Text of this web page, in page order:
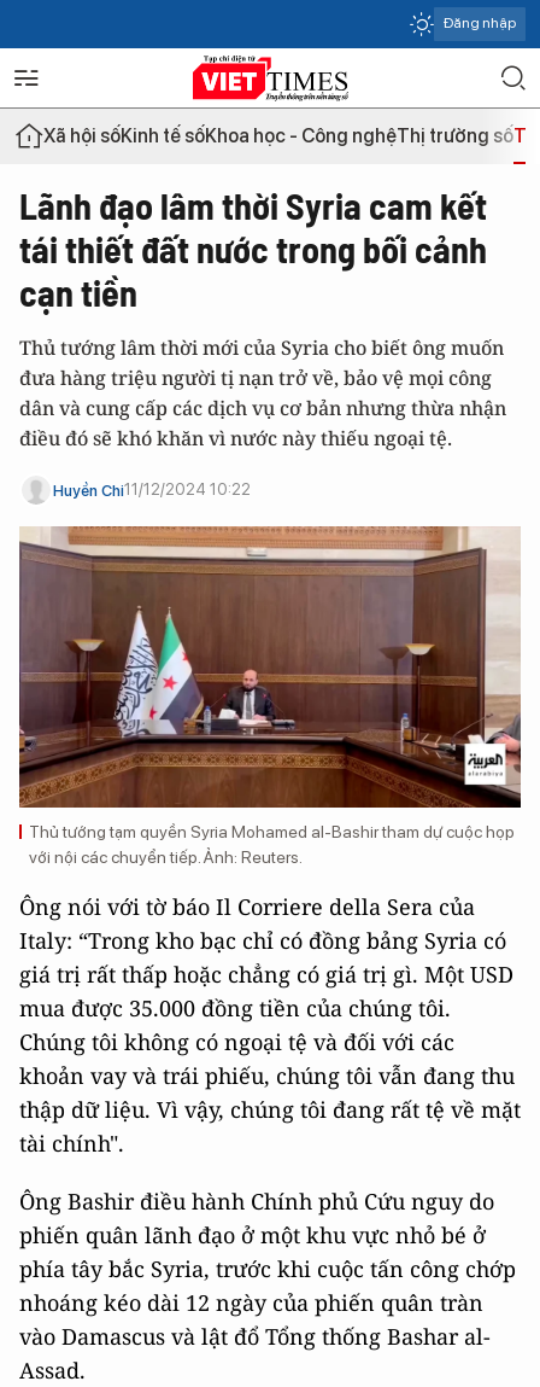
Đăng nhập
Xã hội sốKinh tế sốKhoa học - Công nghệThị trường số
Lãnh đạo lâm thời Syria cam kết
tái thiết đất nước trong bối cảnh
cạn tiền
Thủ tướng lâm thời mới của Syria cho biết ông muốn
đưa hàng triệu người tị nạn trở về, bảo vệ mọi công
dân và cung cấp các dịch vụ cơ bản nhưng thừa nhận
điều đó sẽ khó khăn vì nước này thiếu ngoại tệ.
Huyền Chi11/12/2024 10:22
Thủ tướng tạm quyền Syria Mohamed al-Bashir tham dự cuộc họp
với nội các chuyển tiếp. Ảnh: Reuters.
Ông nói với tờ báo Il Corriere della Sera của
Italy: “Trong kho bạc chỉ có đồng bảng Syria có
giá trị rất thấp hoặc chẳng có giá trị gì. Một USD
mua được 35.000 đồng tiền của chúng tôi.
Chúng tôi không có ngoại tệ và đối với các
khoản vay và trái phiếu, chúng tôi vẫn đang thu
thập dữ liệu. Vì vậy, chúng tôi đang rất tệ về mặt
tài chính".
Ông Bashir điều hành Chính phủ Cứu nguy do
phiến quân lãnh đạo ở một khu vực nhỏ bé ở
phía tây bắc Syria, trước khi cuộc tấn công chớp
nhoáng kéo dài 12 ngày của phiến quân tràn
vào Damascus và lật đổ Tổng thống Bashar al-
Assad.